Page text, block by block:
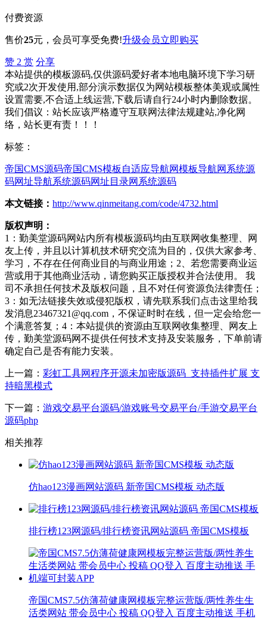
付费资源
售价25元 ，会员可享受免费!升级会员立即购买
赞 2 赏 分享
本站提供的模板源码,仅供源码爱好者本地电脑环境下学习研
究或2次开发使用,部分演示数据仅为网站模板整体美观或属性
设置需要,不合适上线运营,下载后请自行24小时内删除数据。
我们倡议：站长应该严格遵守互联网法律法规建站,净化网
络，站长更有责！！！
标签：
帝国CMS源码帝国CMS模板 自适应导航网模板导航网系统源
码网址导航系统源码网址目录网系统源码
本文链接： http://www.qinmeitang.com/code/4732.html
版权声明：
1：勤美堂源码网站内所有模板源码均由互联网收集整理、网
友上传，并且以计算机技术研究交流为目的，仅供大家参考、
学习，不存在任何商业目的与商业用途；2、若您需要商业运
营或用于其他商业活动，请您购买正版授权并合法使用。 我
司不承担任何技术及版权问题，且不对任何资源负法律责任；
3：如无法链接失效或侵犯版权，请先联系我们点击这里给我
发消息23467321@qq.com，不保证时时在线，但一定会给您一
个满意答复；4：本站提供的资源由互联网收集整理、网友上
传，勤美堂源码网不提供任何技术支持及安装服务，下单前请
确定自己是否有能力安装。
上一篇： 彩虹工具网程序开源未加密版源码_支持插件扩展 支
持暗黑模式
下一篇： 游戏交易平台源码/游戏账号交易平台/手游交易平台
源码php
相关推荐
仿hao123漫画网站源码 新帝国CMS模板 动态版
排行榜123网源码/排行榜资讯网站源码 帝国CMS模板
帝国CMS7.5仿薄荷健康网模板完整运营版/两性养生生
活类网站 带会员中心 投稿 QQ登入 百度主动推送 手机